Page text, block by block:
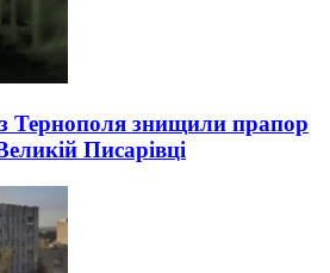
Тернополя знищили прапор
Писарівці